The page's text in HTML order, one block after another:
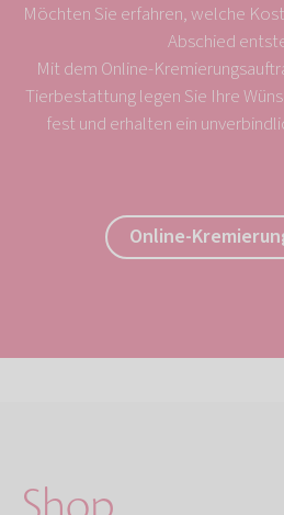
Möchten Sie erfahren, welche
Abschied
Mit dem Online-
Tierbestattung legen Sie Ihre
fest und erhalten ein
Online-